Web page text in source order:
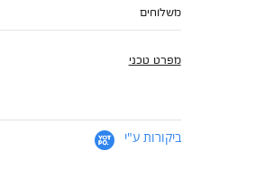
משלוחים
מפרט טכני
ביקורות ע"י